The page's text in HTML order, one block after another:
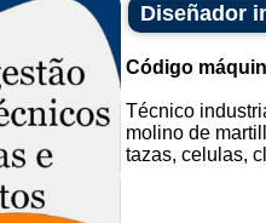
Diseñador
Código
Técnico
molino de
tazas, celulas,